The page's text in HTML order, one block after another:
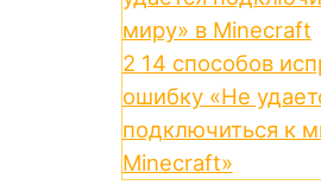
миру» в Minecraft
2 14 способов
ошибку «Не
подключиться к
Minecraft»